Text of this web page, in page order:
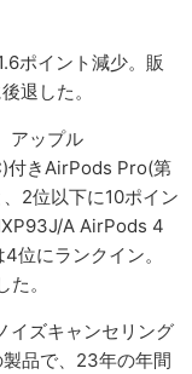
ポイント減少。販
退した。
アップル
付きAirPods Pro(第
2位以下に10ポイン
A AirPods 4
位にランクイン。
。
イズキャンセリング
品で、23年の年間